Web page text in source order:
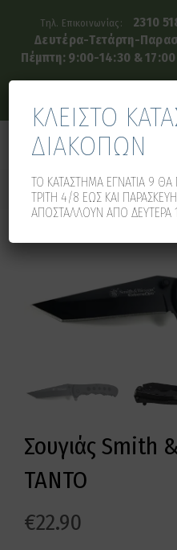
Τηλ. Επικοινωνίας: 2310
Δευτέρα-Τετάρτη-
Πέμπτη: 9:00-14:30 &
Σουγιάς Smith
TANTO
€22.90
ΚΛΕΙΣΤΟ
ΔΙΑΚΟΠΩΝ
ΤΟ ΚΑΤΑΣΤΗΜΑ ΕΓΝΑΤΙΑ 9 ΘΑ
ΤΡΙΤΗ 4/8 ΕΩΣ ΚΑΙ
ΑΠΟΣΤΑΛΛΟΥΝ ΑΠΟ ΔΕΥΤΕΡΑ